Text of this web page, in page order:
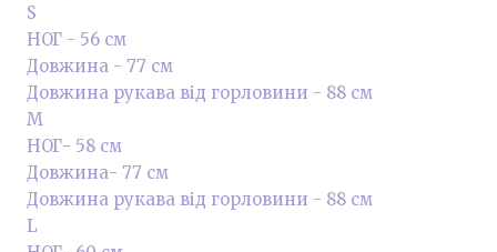
S
НОГ - 56 см
Довжина - 77 см
Довжина рукава від горловини - 88 см
М
НОГ- 58 см
Довжина- 77 см
Довжина рукава від горловини - 88 см
L